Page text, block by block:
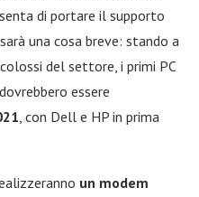
di portare il supporto
una cosa breve: stando a
del settore, i primi PC
essere
, con Dell e HP in prima
un modem